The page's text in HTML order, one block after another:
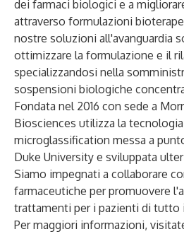
dei farmaci biologici e a
attraverso formulazioni
nostre soluzioni all'avanguardia
ottimizzare la formulazione e il
specializzandosi nella
sospensioni biologiche
Fondata nel 2016 con sede a
Biosciences utilizza la
microglassification messa a
Duke University e sviluppata
Siamo impegnati a collaborare
farmaceutiche per promuovere
trattamenti per i pazienti di tutto
Per maggiori informazioni,